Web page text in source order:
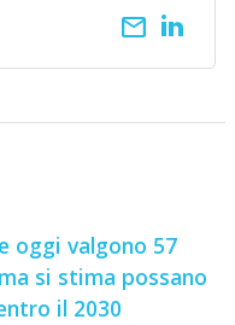
email
oggi valgono 57
si stima possano
il 2030